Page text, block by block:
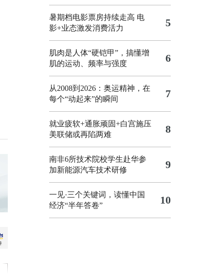
暑期档电影票房持续走高 电
影+业态激发消费活力
5
肌肉是人体“硬铠甲”，搞懂增
肌的运动、频率与强度
6
从2008到2026：奥运精神，在
每个“动起来”的瞬间
7
就业疲软+通胀顽固+白宫施压
美联储或再陷两难
8
南非6所技术院校学生赴华参
加新能源汽车技术研修
9
一见·三个关键词，读懂中国
经济“半年答卷”
10